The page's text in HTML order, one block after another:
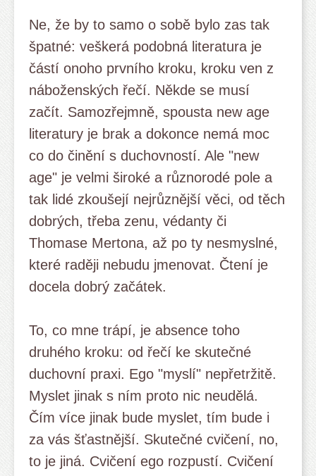
Ne, že by to samo o sobě bylo zas tak
špatné: veškerá podobná literatura je
částí onoho prvního kroku, kroku ven z
náboženských řečí. Někde se musí
začít. Samozřejmně, spousta new age
literatury je brak a dokonce nemá moc
co do činění s duchovností. Ale "new
age" je velmi široké a různorodé pole a
tak lidé zkoušejí nejrůznější věci, od těch
dobrých, třeba zenu, védanty či
Thomase Mertona, až po ty nesmyslné,
které raději nebudu jmenovat. Čtení je
docela dobrý začátek.
To, co mne trápí, je absence toho
druhého kroku: od řečí ke skutečné
duchovní praxi. Ego "myslí" nepřetržitě.
Myslet jinak s ním proto nic neudělá.
Čím více jinak bude myslet, tím bude i
za vás šťastnější. Skutečné cvičení, no,
to je jiná. Cvičení ego rozpustí. Cvičení